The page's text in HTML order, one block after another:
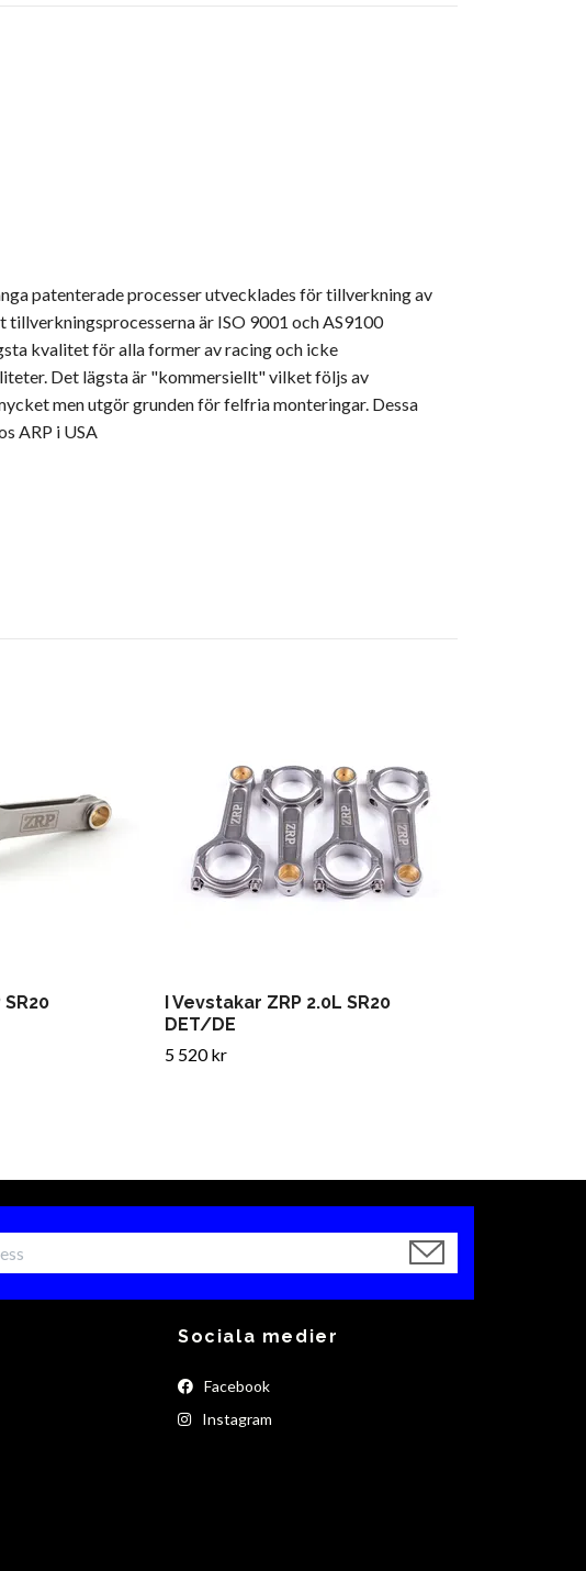
patenterade processer utvecklades för tillverkning av
är ISO 9001 och AS9100
kvalitet för alla former av racing och icke
Det lägsta är "kommersiellt" vilket följs av
men utgör grunden för felfria monteringar. Dessa
ARP i USA
I Vevstakar ZRP 2.0L SR20
DET/DE
5 520 kr
Sociala medier
Facebook
Instagram